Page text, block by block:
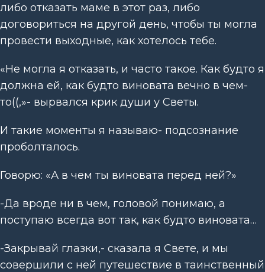
либо отказать маме в этот раз, либо
договориться на другой день, чтобы ты могла
провести выходные, как хотелось тебе.
«Не могла я отказать, и часто такое. Как будто я
должна ей, как будто виновата вечно в чем-
то((,»- вырвался крик души у Светы.
И такие моменты я называю- подсознание
проболталось.
Говорю: «А в чем ты виновата перед ней?»
-Да вроде ни в чем, головой понимаю, а
поступаю всегда вот так, как будто виновата…
-Закрывай глазки,- сказала я Свете, и мы
совершили с ней путешествие в таинственный